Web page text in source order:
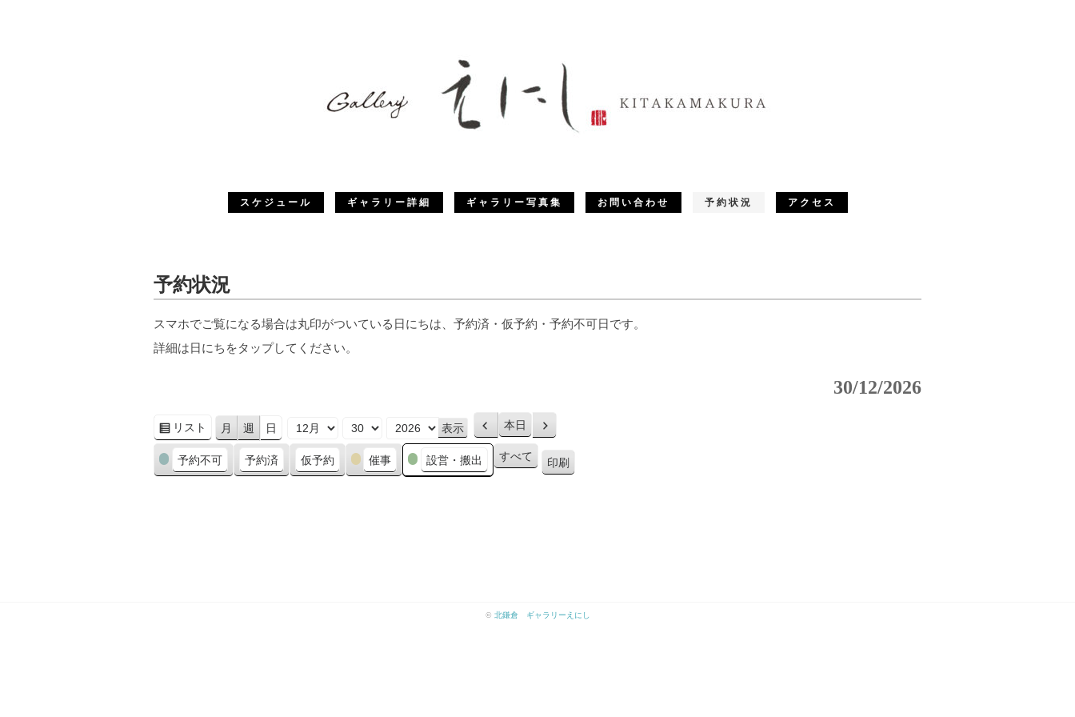
スケジュール ギャラリー詳細 ギャラリー写真集 お問い合わせ 予約状況 アクセス
予約状況
スマホでご覧になる場合は丸印がついている日にちは、予約済・仮予約・予約不可日です。
詳細は日にちをタップしてください。
30/12/2026
リスト
表
示
月 週 日
前
へ
本日
次
カ
テ
予約不可 予約済 仮予約 催事 設営・搬出 すべて 印刷
© 北鎌倉 ギャラリーえにし